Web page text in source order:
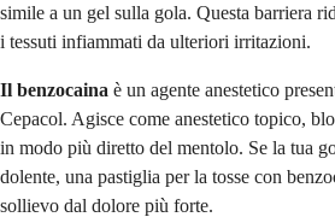
simile a un gel sulla gola. Questa barriera
i tessuti infiammati da ulteriori irritazioni.
Il benzocaina è un agente anestetico
Cepacol. Agisce come anestetico topico,
in modo più diretto del mentolo. Se la tua
dolente, una pastiglia per la tosse con
sollievo dal dolore più forte.